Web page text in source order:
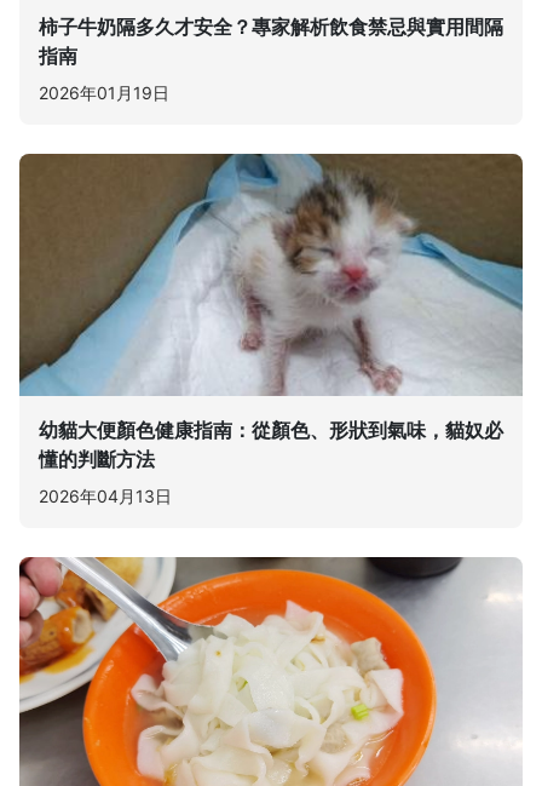
柿子牛奶隔多久才安全？專家解析飲食禁忌與實用間隔
指南
2026年01月19日
幼貓大便顏色健康指南：從顏色、形狀到氣味，貓奴必
懂的判斷方法
2026年04月13日